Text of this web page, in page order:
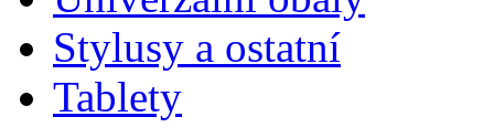
Stylusy a ostatní
Tablety